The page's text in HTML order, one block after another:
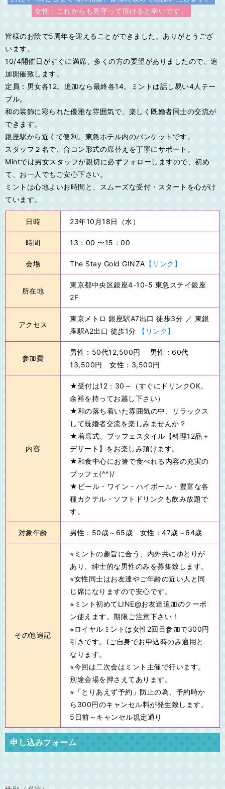
女性：これからも見守って頂けると幸いです。
皆様のお陰で5周年を迎えることができました。ありがとうござ
います。
10/4開催日がすぐに満席、多くの方の要望がありましたので、追
加開催致します。
定員：男女各12。追加なら最終各14。ミントは話し易い4人テー
ブル。
和の装飾に彩られた優雅な雰囲気で、楽しく既婚者同士の交流が
できます。
銀座駅から近くて便利。東急ホテル内のバンケットです。
スタッフ２名で、合コン形式の席替えを丁寧にサポート。
Mintでは男女スタッフが親切に必ずフォローしますので、初め
て、お一人でもご安心下さい。
ミントは心地よいお時間と、スムーズな受付・スタートを心がけ
ています。
日時 23年10月18日（水）
時間 13：00 〜15：00
会場 The Stay Gold GINZA 【リンク】
所在地
東京都中央区銀座4-10-5 東急ステイ銀座
2F
アクセス
東京メトロ 銀座駅A7出口 徒歩3分 ／ 東銀
座駅A2出口 徒歩1分
【リンク】
参加費
男性：50代12,500円 男性：60代
13,500円 女性：3,500円
内容
★受付は12：30～（すぐにドリンクOK。
余裕を持ってお越し下さい）
★和の落ち着いた雰囲気の中、リラックス
して既婚者交流を楽しみませんか？
★着席式、ブッフェスタイル【料理12品＋
デザート】をお楽しみ頂けます。
★和食中心にお箸で食べれる内容の充実の
ブッフェ(^^)/
★ビール・ワイン・ハイボール・豊富な各
種カクテル・ソフトドリンクも飲み放題で
す。
対象年齢 男性：50歳～65歳 女性：47歳～64歳
その他追記
⭐︎ミントの趣旨に合う、内外共にゆとりが
あり、紳士的な男性のみを募集致します。
⭐︎女性同士はお友達やご年齢の近い人と同
じ席になりますので安心です。
⭐︎ミント初めてLINE@お友達追加のクーポ
ン使えます。期限ご注意下さい！
⭐︎ロイヤルミントは女性2回目参加で300円
引きです。(ご自身でお申込時のみ適用と
なります。
⭐︎今回は二次会はミント主催で行います。
別途会場を押さえてあります。
⭐︎「とりあえず予約」防止の為、予約時か
ら300円のキャンセル料が発生致します。
5日前～キャンセル規定通り
申し込みフォーム